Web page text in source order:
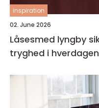
inspiration
02. June 2026
Låsesmed lyngby sikkerhed, service og
tryghed i hverdagen